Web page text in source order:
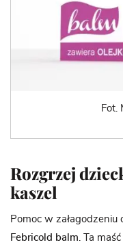
Fot.
Rozgrzej
kaszel
Pomoc w
Febricold balm . Ta